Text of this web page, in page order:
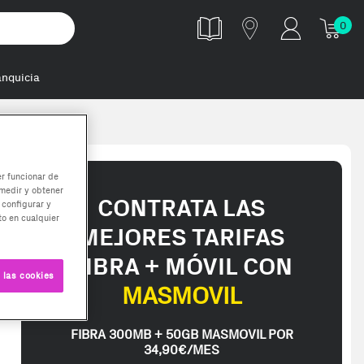
0
CONTRATA LAS
MEJORES TARIFAS
FIBRA + MÓVIL CON
MASMOVIL
FIBRA 300MB + 50GB MASMOVIL POR
34,90€/MES
funcionar de
y obtener
y
en cualquier
cookies